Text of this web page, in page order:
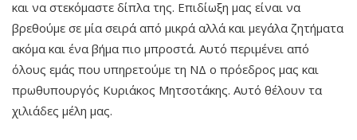
και να στεκόμαστε δίπλα της. Επιδίωξη μας είναι να
βρεθούμε σε μία σειρά από μικρά αλλά και μεγάλα ζητήματα
ακόμα και ένα βήμα πιο μπροστά. Αυτό περιμένει από
όλους εμάς που υπηρετούμε τη ΝΔ ο πρόεδρος μας και
πρωθυπουργός Κυριάκος Μητσοτάκης. Αυτό θέλουν τα
χιλιάδες μέλη μας.